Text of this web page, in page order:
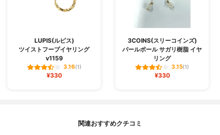
LUPIS(ルピス)
ツイストフープイヤリング
v1159
3.16(1)
¥330
3COINS(スリーコインズ)
パールボール サガリ樹脂 イヤ
リング
3.15(1)
¥330
関連おすすめクチコミ